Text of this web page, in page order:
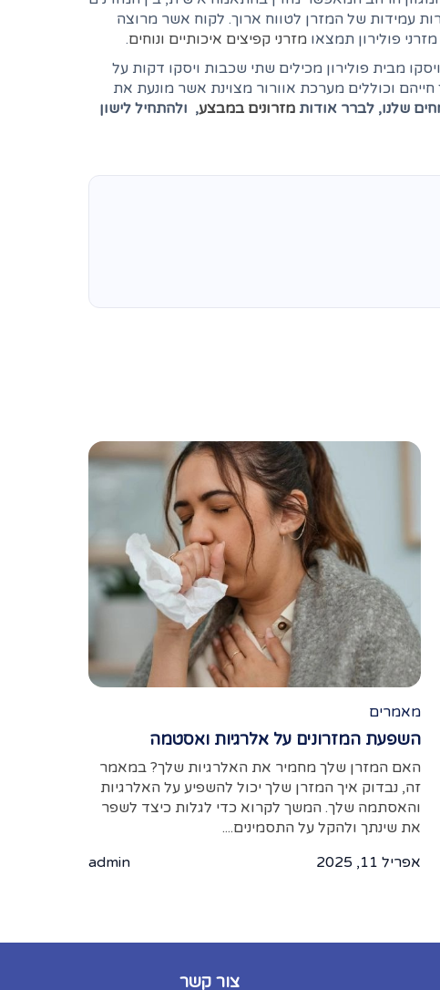
עמידות של המזרן לטווח ארוך. לקוח אשר מרוצה
פולירון תמצאו מזרני קפיצים איכותיים ונוחים.
מבית פולירון מכילים שתי שכבות ויסקו דקות על
וכוללים מערכת אוורור מצוינת אשר מונעת את
שלנו, לברר אודות מזרונים במבצע, ולהתחיל לישון
מאמרים
השפעת המזרונים על אלרגיות ואסטמה
האם המזרן שלך מחמיר את האלרגיות שלך? במאמר
זה, נבדוק איך המזרן שלך יכול להשפיע על האלרגיות
והאסתמה שלך. המשך לקרוא כדי לגלות כיצד לשפר
את שינתך ולהקל על התסמינים....
אפריל 11, 2025
admin
צור קשר